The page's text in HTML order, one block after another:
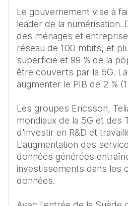
Le gouvernement vise à
leader de la numérisation.
des ménages et
réseau de 100 mbits, et
superficie et 99 % de la
être couverts par la 5G.
augmenter le PIB de 2 %
Les groupes Ericsson,
mondiaux de la 5G et des
d'investir en R&D et
L'augmentation des
données générées
investissements dans les
données.